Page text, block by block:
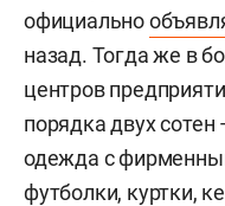
официально
назад. Тогда же в
центров
порядка двух
одежда с
футболки, куртки,